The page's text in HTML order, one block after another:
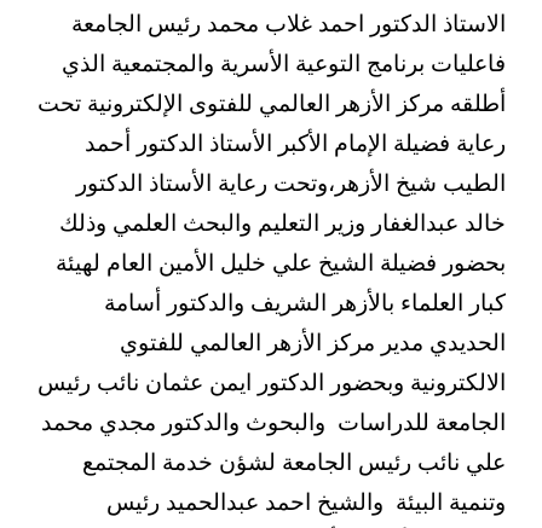
الاستاذ الدكتور احمد غلاب محمد رئيس الجامعة
فاعليات برنامج التوعية الأسرية والمجتمعية الذي
أطلقه مركز الأزهر العالمي للفتوى الإلكترونية تحت
رعاية فضيلة الإمام الأكبر الأستاذ الدكتور أحمد
الطيب شيخ الأزهر،وتحت رعاية الأستاذ الدكتور
خالد عبدالغفار وزير التعليم والبحث العلمي وذلك
بحضور فضيلة الشيخ علي خليل الأمين العام لهيئة
كبار العلماء بالأزهر الشريف والدكتور أسامة
الحديدي مدير مركز الأزهر العالمي للفتوي
الالكترونية وبحضور الدكتور ايمن عثمان نائب رئيس
الجامعة للدراسات والبحوث والدكتور مجدي محمد
علي نائب رئيس الجامعة لشؤن خدمة المجتمع
وتنمية البيئة والشيخ احمد عبدالحميد رئيس